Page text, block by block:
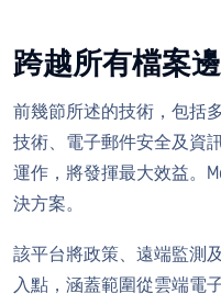
跨越所有檔案
前幾節所述的技術，包括
技術、電子郵件安全及資
運作，將發揮最大效益。
決方案。
該平台將政策、遠端監測
入點，涵蓋範圍從雲端電